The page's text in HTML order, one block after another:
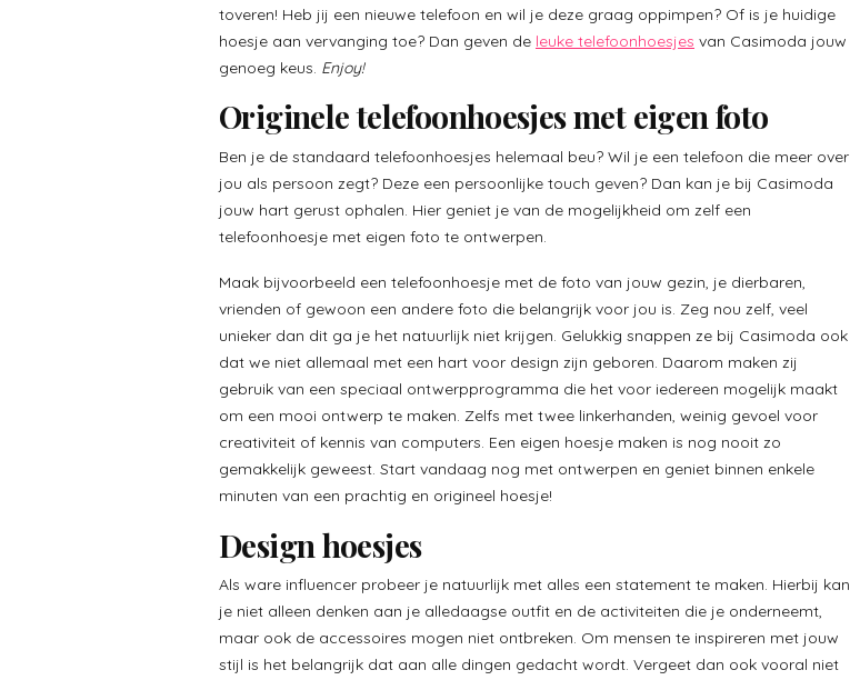
toveren! Heb jij een nieuwe telefoon en wil je deze graag oppimpen? Of is je huidige
hoesje aan vervanging toe? Dan geven de leuke telefoonhoesjes van Casimoda jouw
genoeg keus. Enjoy!
Originele telefoonhoesjes met eigen foto
Ben je de standaard telefoonhoesjes helemaal beu? Wil je een telefoon die meer over
jou als persoon zegt? Deze een persoonlijke touch geven? Dan kan je bij Casimoda
jouw hart gerust ophalen. Hier geniet je van de mogelijkheid om zelf een
telefoonhoesje met eigen foto te ontwerpen.
Maak bijvoorbeeld een telefoonhoesje met de foto van jouw gezin, je dierbaren,
vrienden of gewoon een andere foto die belangrijk voor jou is. Zeg nou zelf, veel
unieker dan dit ga je het natuurlijk niet krijgen. Gelukkig snappen ze bij Casimoda ook
dat we niet allemaal met een hart voor design zijn geboren. Daarom maken zij
gebruik van een speciaal ontwerpprogramma die het voor iedereen mogelijk maakt
om een mooi ontwerp te maken. Zelfs met twee linkerhanden, weinig gevoel voor
creativiteit of kennis van computers. Een eigen hoesje maken is nog nooit zo
gemakkelijk geweest. Start vandaag nog met ontwerpen en geniet binnen enkele
minuten van een prachtig en origineel hoesje!
Design hoesjes
Als ware influencer probeer je natuurlijk met alles een statement te maken. Hierbij kan
je niet alleen denken aan je alledaagse outfit en de activiteiten die je onderneemt,
maar ook de accessoires mogen niet ontbreken. Om mensen te inspireren met jouw
stijl is het belangrijk dat aan alle dingen gedacht wordt. Vergeet dan ook vooral niet